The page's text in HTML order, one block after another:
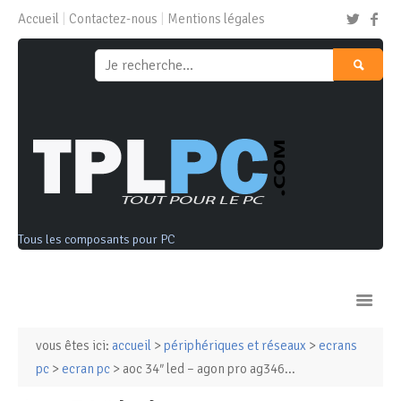
Accueil Contactez-nous Mentions légales
Tous les composants pour PC
Ordinateurs & Tablettes
vous êtes ici: accueil > périphériques et réseaux > ecrans
pc > ecran pc > aoc 34″ led – agon pro ag346...